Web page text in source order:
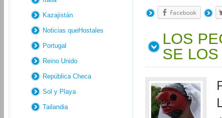
Facebook
LOS
SE
Kazajistán
Noticias queHostales
Portugal
Reino Unido
República Checa
Sol y Playa
Tailandia